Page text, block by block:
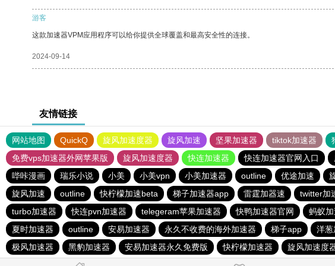
游客
这款加速器VPM应用程序可以给你提供全球覆盖和最高安全性的连接。
2024-09-14
友情链接
网站地图 QuickQ 旋风加速度器 旋风加速 坚果加速器 tiktok加速器
免费vps加速器外网苹果版
旋风加速度器 快连加速器 快连加速器官网入口
哔咔漫画
瑞乐小说 小美 小美vpn 小美加速器 outline 优途加速
旋风加速
outline 快柠檬加速beta 梯子加速器app 雷霆加器速 twitter加
turbo加速器
快连pvn加速器 telegeram苹果加速器 快鸭加速器官网 蚂蚁
夏时加速器
outline 安易加速器 永久不收费的海外加速器 梯子app 洋葱
极风加速器
黑豹加速器 安易加速器永久免费版 快柠檬加速器 旋风加速度